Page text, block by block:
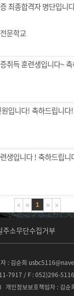
최종합격자 명단입니
문학교
취득 훈련생입니다~
입니다! 축하드립니
생입니다 ! 축하드립니
1
주소무단수집거부
: 김순희
7917 / F : 052)296-
개인정보보호책임자 : 김순